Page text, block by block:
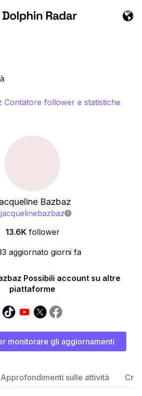
Contatore follower e statistiche
Bazbaz
jacquelinebazbaz
13.6K follower
aggiornato giorni fa
Possibili account su altre
piattaforme
monitorare gli aggiornamenti
Approfondimenti sulle attività